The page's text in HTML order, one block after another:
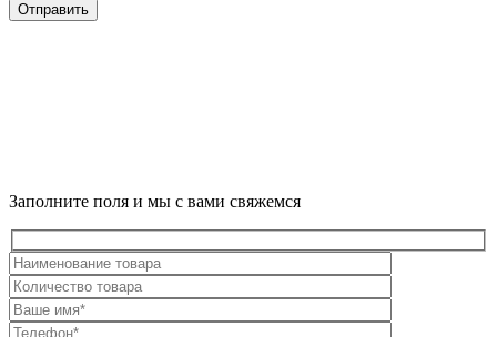
Отправить
Заполните поля и мы с вами свяжемся